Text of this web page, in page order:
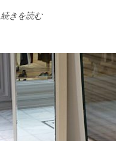
続きを読む